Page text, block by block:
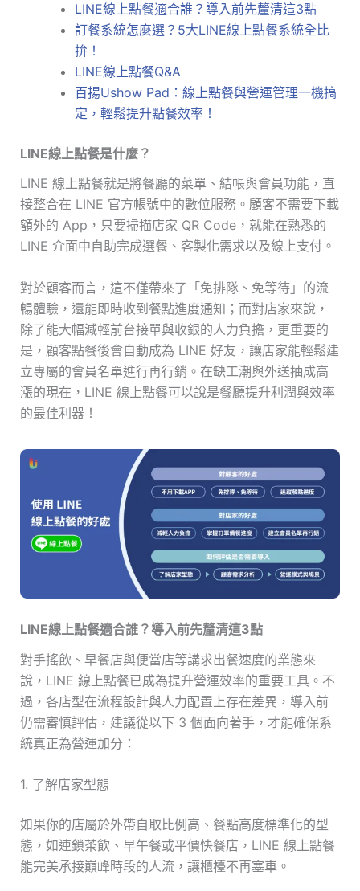
LINE線上點餐適合誰？導入前先釐清這3點
訂餐系統怎麼選？5大LINE線上點餐系統全比
拚！
LINE線上點餐Q&A
百揚Ushow Pad：線上點餐與營運管理一機搞
定，輕鬆提升點餐效率！
LINE線上點餐是什麼？
LINE 線上點餐就是將餐廳的菜單、結帳與會員功能，直
接整合在 LINE 官方帳號中的數位服務。顧客不需要下載
額外的 App，只要掃描店家 QR Code，就能在熟悉的
LINE 介面中自助完成選餐、客製化需求以及線上支付。
對於顧客而言，這不僅帶來了「免排隊、免等待」的流
暢體驗，還能即時收到餐點進度通知；而對店家來說，
除了能大幅減輕前台接單與收銀的人力負擔，更重要的
是，顧客點餐後會自動成為 LINE 好友，讓店家能輕鬆建
立專屬的會員名單進行再行銷。在缺工潮與外送抽成高
漲的現在，LINE 線上點餐可以說是餐廳提升利潤與效率
的最佳利器！
LINE線上點餐適合誰？導入前先釐清這3點
對手搖飲、早餐店與便當店等講求出餐速度的業態來
說，LINE 線上點餐已成為提升營運效率的重要工具。不
過，各店型在流程設計與人力配置上存在差異，導入前
仍需審慎評估，建議從以下 3 個面向著手，才能確保系
統真正為營運加分：
1. 了解店家型態
如果你的店屬於外帶自取比例高、餐點高度標準化的型
態，如連鎖茶飲、早午餐或平價快餐店，LINE 線上點餐
能完美承接巔峰時段的人流，讓櫃檯不再塞車。